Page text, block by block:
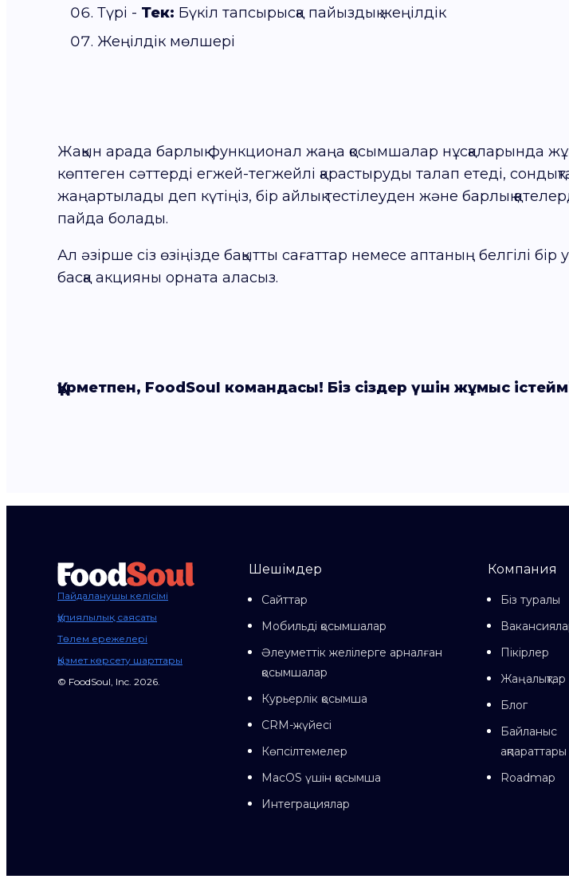
Түрі - Тек: Бүкіл тапсырысқа пайыздық жеңілдік
Жеңілдік мөлшері
Жақын арада барлық функционал жаңа қосымшалар нұсқаларында
көптеген сәттерді егжей-тегжейлі қарастыруды талап етеді,
жаңартылады деп күтіңіз, бір айлық тестілеуден және барлық
пайда болады.
Ал әзірше сіз өзіңізде бақытты сағаттар немесе аптаның белгілі
басқа акцияны орната аласыз.
Құрметпен, FoodSoul командасы! Біз сіздер үшін жұмыс
Пайдаланушы келісімі
Құпиялылық саясаты
Төлем ережелері
Қызмет көрсету шарттары
© FoodSoul, Inc. 2026.
Шешімдер
Сайттар
Мобильді қосымшалар
Әлеуметтік желілерге арналған
қосымшалар
Курьерлік қосымша
CRM-жүйесі
Көпсілтемелер
MacOS үшін қосымша
Интеграциялар
Компания
Біз туралы
Пікірлер
Жаңалықтар
Блог
Байланыс
ақпараттары
Roadmap